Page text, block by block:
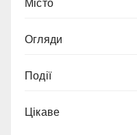
Місто
Огляди
Події
Цікаве